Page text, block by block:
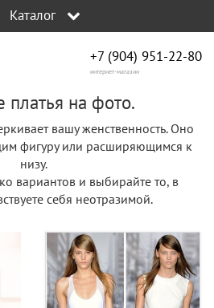
Каталог
+7 (904) 951‑22‑80
интернет-магазин
на фото.
вашу женственность. Оно
фигуру или расширяющимся к
низу.
вариантов и выбирайте то, в
себя неотразимой.